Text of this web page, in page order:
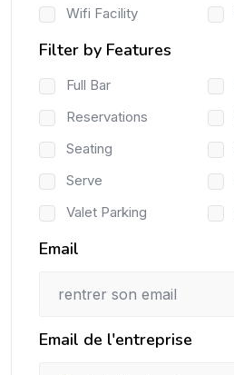
Wifi Facility
Filter by Features
Full Bar
Reservations
Seating
Serve
Valet Parking
Email
Email de l'entreprise